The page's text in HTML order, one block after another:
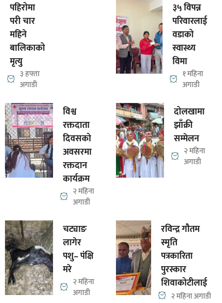
पहिरोमा
परी चार
महिने
बालिकाको
मृत्यु
३ हफ्ता
अगाडी
३५ विपन्न
परिवारलाई
वडाको
स्वास्थ्य
विमा
१ महिना
अगाडी
विश्व
रक्तदाता
दिवसको
अवसरमा
रक्तदान
कार्यक्रम
२ महिना
अगाडी
दोलखामा
झाँक्री
सम्मेलन
२ महिना
अगाडी
चट्याङ
लागेर
पशु– पंक्षि
मरे
२ महिना
अगाडी
रविन्द्र गौतम
स्मृति
पत्रकारिता
पुरस्कार
शिवाकोटीलाई
२ महिना अगाडी